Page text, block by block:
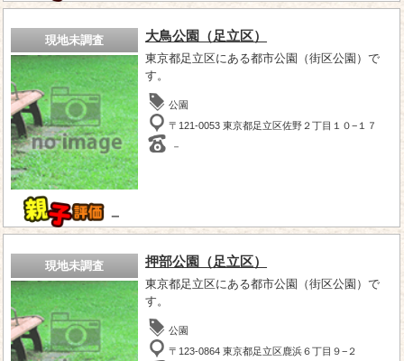
現地未調査
－
大鳥公園（足立区）
東京都足立区にある都市公園（街区公園）で
す。
公園
〒121-0053 東京都足立区佐野２丁目１０−１７
－
現地未調査 押部公園（足立区）
東京都足立区にある都市公園（街区公園）で
す。
公園
〒123-0864 東京都足立区鹿浜６丁目９−２